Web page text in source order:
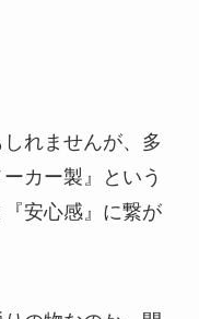
れませんが、多
カー製』という
安心感』に繋が